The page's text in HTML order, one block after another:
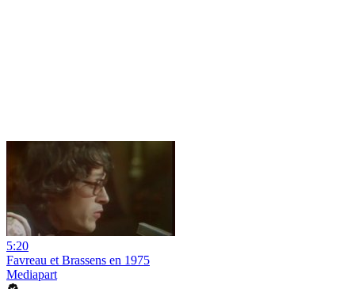
5:20
Favreau et Brassens en 1975
Mediapart